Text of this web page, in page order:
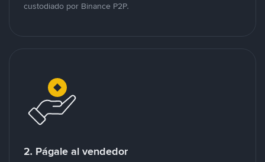
custodiado por Binance P2P.
2. Págale al vendedor